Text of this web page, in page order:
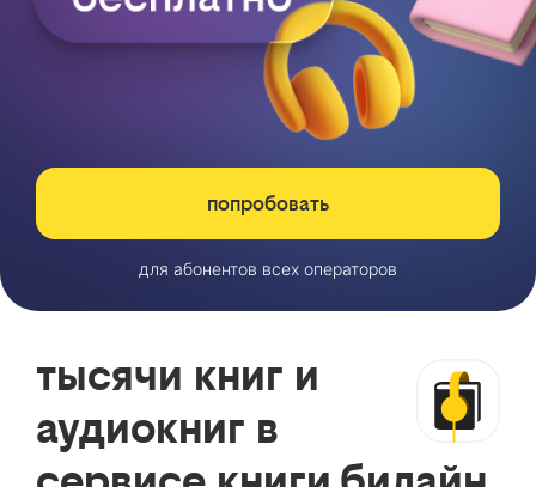
попробовать
для абонентов всех операторов
тысячи книг и
аудиокниг в